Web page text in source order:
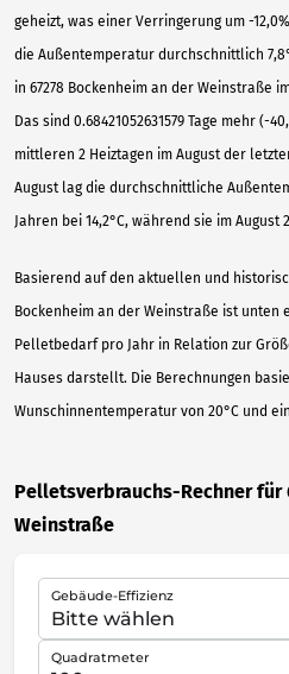
geheizt, was einer Verringerung um -
die Außentemperatur durchschnittlich
in 67278 Bockenheim an der Weinstraße
Das sind 0.68421052631579 Tage mehr (-
mittleren 2 Heiztagen im August der
August lag die durchschnittliche
Jahren bei 14,2°C, während sie im August
Basierend auf den aktuellen und
Bockenheim an der Weinstraße ist unten
Pelletbedarf pro Jahr in Relation zur
Hauses darstellt. Die Berechnungen
Wunschinnentemperatur von 20°C und
Pelletsverbrauchs-Rechner für
Weinstraße
Gebäude-Effizienz
Quadratmeter